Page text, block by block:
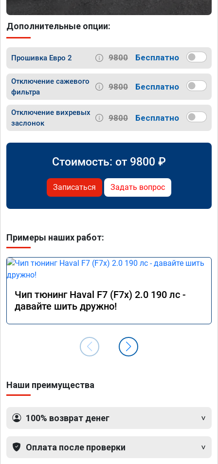
Дополнительные опции:
Прошивка Евро 2 9800 Бесплатно
Отключение сажевого
фильтра
9800 Бесплатно
Отключение вихревых
заслонок
9800 Бесплатно
Стоимость: от 9800 ₽
Записаться Задать вопрос
Примеры наших работ:
Чип тюнинг Haval F7 (F7x) 2.0 190 лс -
давайте шить дружно!
Наши преимущества
100% возврат денег
Оплата после проверки